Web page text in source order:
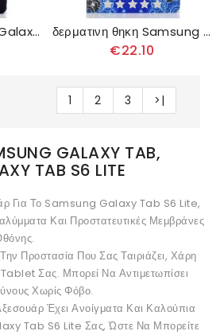
Θήκη Flip Samsung Galaxy Tab S6 Lite Διαστημικός Σκύλος δερματινη θηκη Samsung Galaxy Tab S6 Lite Ινδικός Ελέφαντας
€22.10
1 2 3 >|
GALAXY TAB,
TAB S6 LITE
Για Το Samsung Galaxy Tab S6 Lite,
Και Προστατευτικές Μεμβράνες
Προστασία Που Σας Ταιριάζει, Χάρη
Σας. Μπορεί Να Αντιμετωπίσει
Χωρίς Φόβο.
Έχει Ανοίγματα Και Καλούπια
Tab S6 Lite Σας, Ώστε Να Μπορείτε